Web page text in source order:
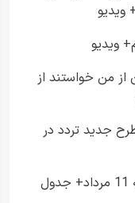
ویدیو
ویدیو
از من خواستند از
جدید تردد در